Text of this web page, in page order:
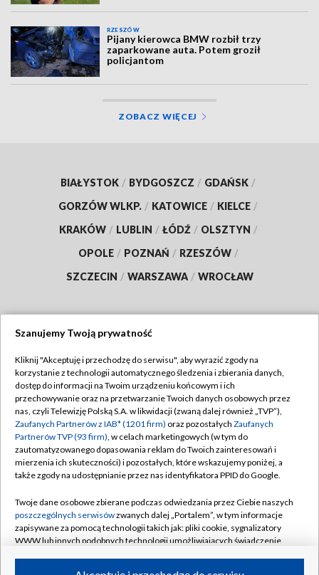
RZESZÓW
Pijany kierowca BMW rozbił trzy
zaparkowane auta. Potem groził
policjantom
ZOBACZ WIĘCEJ
BIAŁYSTOK / BYDGOSZCZ / GDAŃSK /
GORZÓW WLKP. / KATOWICE / KIELCE /
KRAKÓW / LUBLIN / ŁÓDŹ / OLSZTYN /
OPOLE / POZNAŃ / RZESZÓW /
SZCZECIN / WARSZAWA / WROCŁAW
TVP
Abonament TVP
Emisja w TVP
Centrum informacji TVP
Naziemna Telewizja Cyfrowa
Rada Programowa
System NOS
Informacje o nadawcy
Regulamin TVP
Polityka prywatności
Moje zgody
Pomoc
Kontakt
Kanały
Szanujemy Twoją prywatność
Kliknij "Akceptuję i przechodzę do serwisu", aby wyrazić zgody na
korzystanie z technologii automatycznego śledzenia i zbierania danych,
dostęp do informacji na Twoim urządzeniu końcowym i ich
przechowywanie oraz na przetwarzanie Twoich danych osobowych przez
nas, czyli Telewizję Polską S.A. w likwidacji (zwaną dalej również „TVP”),
Zaufanych Partnerów z IAB* (1201 firm) oraz pozostałych Zaufanych
Partnerów TVP (93 firm), w celach marketingowych (w tym do
zautomatyzowanego dopasowania reklam do Twoich zainteresowań i
mierzenia ich skuteczności) i pozostałych, które wskazujemy poniżej, a
także zgody na udostępnianie przez nas identyfikatora PPID do Google.
Twoje dane osobowe zbierane podczas odwiedzania przez Ciebie naszych
poszczególnych serwisówzwanych dalej „Portalem”, w tym informacje
zapisywane za pomocą technologii takich jak: pliki cookie, sygnalizatory
WWW lub innych podobnych technologii umożliwiających świadczenie